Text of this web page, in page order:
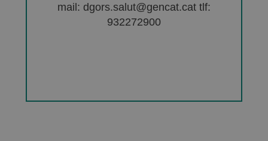
mail: dgors.salut@gencat.cat tlf:
932272900